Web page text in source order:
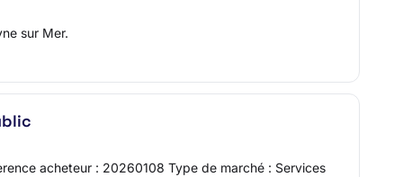
sur Mer.
acheteur : 20260108 Type de marché : Services